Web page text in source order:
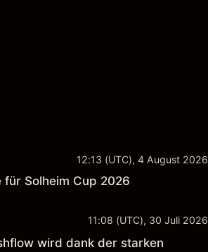
für zukünftige Ergebnisse.
12:13 (UTC), 4 August 2026
Solheim Cup 2026
11:08 (UTC), 30 Juli 2026
wird dank der starken